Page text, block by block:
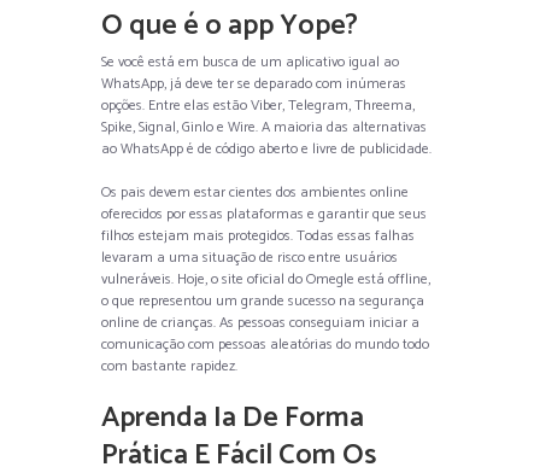
O que é o app Yope?
Se você está em busca de um aplicativo igual ao
WhatsApp, já deve ter se deparado com inúmeras
opções. Entre elas estão Viber, Telegram, Threema,
Spike, Signal, Ginlo e Wire. A maioria das alternativas
ao WhatsApp é de código aberto e livre de publicidade.
Os pais devem estar cientes dos ambientes online
oferecidos por essas plataformas e garantir que seus
filhos estejam mais protegidos. Todas essas falhas
levaram a uma situação de risco entre usuários
vulneráveis. Hoje, o site oficial do Omegle está offline,
o que representou um grande sucesso na segurança
online de crianças. As pessoas conseguiam iniciar a
comunicação com pessoas aleatórias do mundo todo
com bastante rapidez.
Aprenda Ia De Forma
Prática E Fácil Com Os